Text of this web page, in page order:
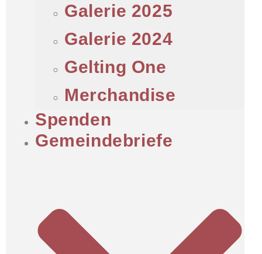
Galerie 2025
Galerie 2024
Gelting One
Merchandise
Spenden
Gemeindebriefe